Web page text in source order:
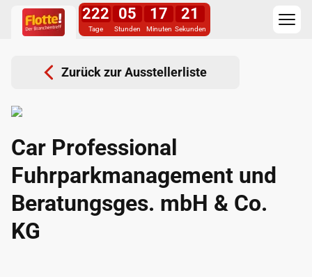
222
Tage
05
Stunden
17
Minuten
21
Sekunden
Zurück zur Ausstellerliste
Car Professional
Fuhrparkmanagement und
Beratungsges. mbH & Co.
KG